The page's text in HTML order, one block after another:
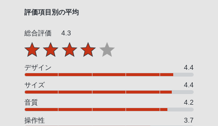
評価項目別の平均
総合評価 4.3
デザイン 4.4
サイズ 4.4
音質 4.2
操作性 3.7